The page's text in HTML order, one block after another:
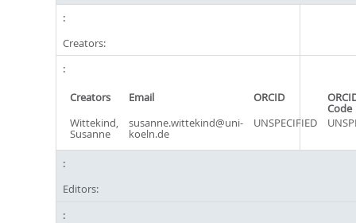
Creators:
Creators Email ORCID
Code
Wittekind,
Susanne
susanne.wittekind@uni-
koeln.de
UNSPECIFIED
Editors: